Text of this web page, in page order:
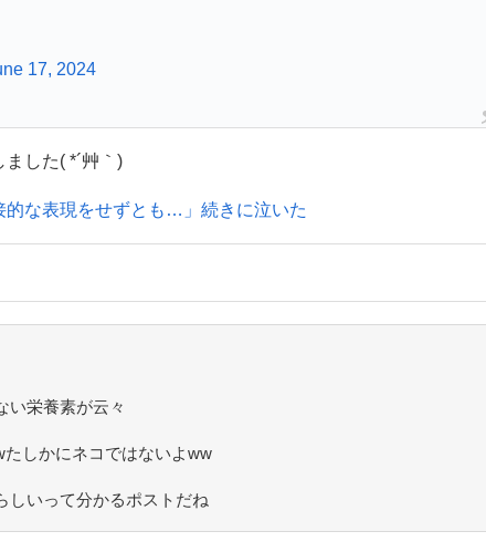
17, 2024
した( *´艸｀)
的な表現をせずとも…」続きに泣いた
い栄養素が云々
しかにネコではないよww
しいって分かるポストだね